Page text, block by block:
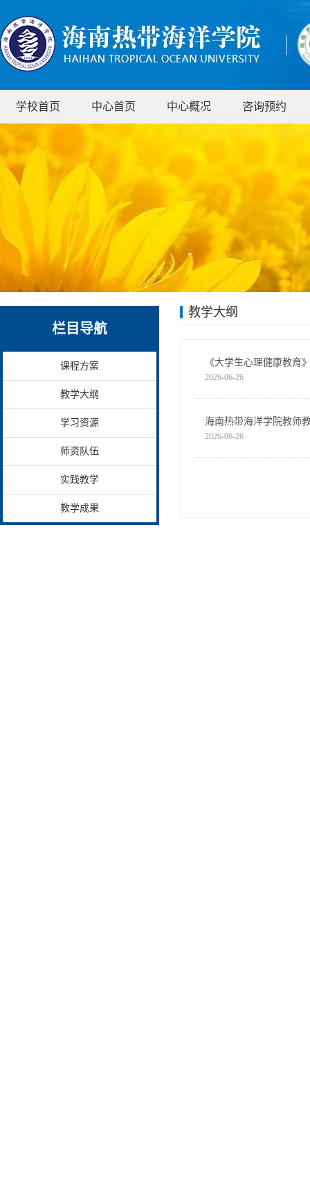
学校首页 中心首页 中心概况 咨询预约
栏目导航
课程方案
教学大纲
学习资源
师资队伍
实践教学
教学成果
教学大纲
《大学生心理健康教育
2026-06-26
海南热带海洋学院教师
2026-06-26